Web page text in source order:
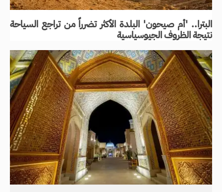
البترا.. 'أم صيحون' البلدة الأكثر تضرراً من تراجع السياحة
نتيجة الظروف الجيوسياسية